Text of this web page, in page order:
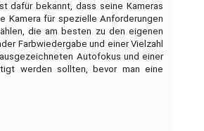
dafür bekannt, dass seine Kameras
Kamera für spezielle Anforderungen
die am besten zu den eigenen
Farbwiedergabe und einer Vielzahl
Autofokus und einer
werden sollten, bevor man eine